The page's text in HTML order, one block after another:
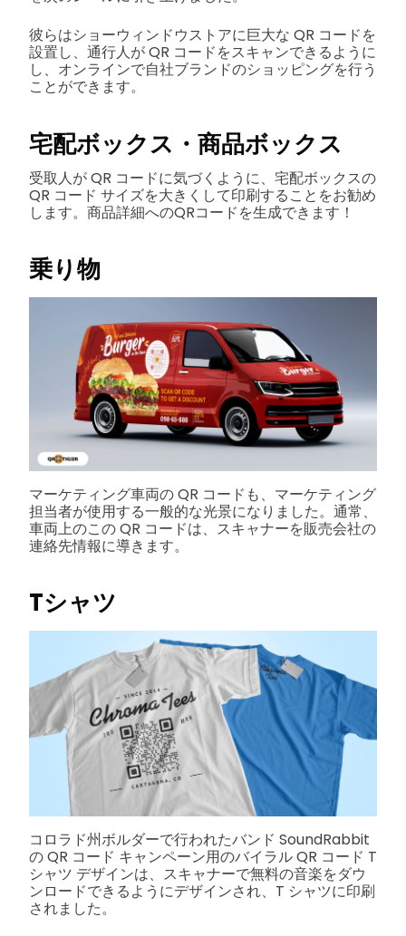
彼らはショーウィンドウストアに巨大な QR コードを
設置し、通行人が QR コードをスキャンできるように
し、オンラインで自社ブランドのショッピングを行う
ことができます。
宅配ボックス・商品ボックス
受取人が QR コードに気づくように、宅配ボックスの
QR コード サイズを大きくして印刷することをお勧め
します。商品詳細へのQRコードを生成できます！
乗り物
マーケティング車両の QR コードも、マーケティング
担当者が使用する一般的な光景になりました。通常、
車両上のこの QR コードは、スキャナーを販売会社の
連絡先情報に導きます。
Tシャツ
コロラド州ボルダーで行われたバンド SoundRabbit
の QR コード キャンペーン用のバイラル QR コード T
シャツ デザインは、スキャナーで無料の音楽をダウ
ンロードできるようにデザインされ、T シャツに印刷
されました。